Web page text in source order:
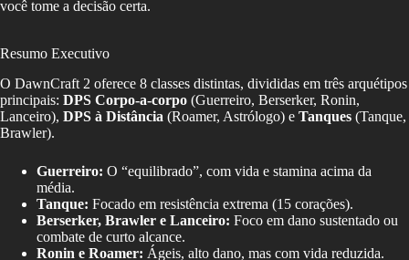
você tome a decisão certa.
Resumo Executivo
O DawnCraft 2 oferece 8 classes distintas, divididas em três arquétipos
principais: DPS Corpo-a-corpo (Guerreiro, Berserker, Ronin,
Lanceiro), DPS à Distância (Roamer, Astrólogo) e Tanques (Tanque,
Brawler).
Guerreiro: O “equilibrado”, com vida e stamina acima da
média.
Tanque: Focado em resistência extrema (15 corações).
Berserker, Brawler e Lanceiro: Foco em dano sustentado ou
combate de curto alcance.
Ronin e Roamer: Ágeis, alto dano, mas com vida reduzida.